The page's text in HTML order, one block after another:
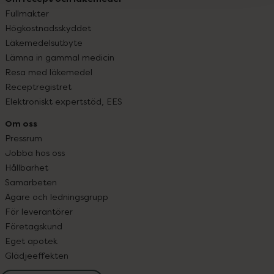
Fullmakter
Högkostnadsskyddet
Läkemedelsutbyte
Lämna in gammal medicin
Resa med läkemedel
Receptregistret
Elektroniskt expertstöd, EES
Om oss
Pressrum
Jobba hos oss
Hållbarhet
Samarbeten
Ägare och ledningsgrupp
För leverantörer
Företagskund
Eget apotek
Glädjeeffekten